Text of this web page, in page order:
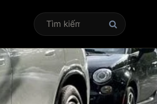
Tìm
kiếm
cho: